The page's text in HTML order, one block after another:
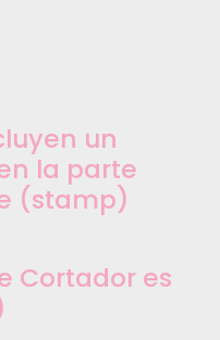
un
la parte
(stamp)
Cortador es